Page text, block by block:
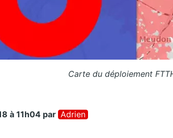
Carte du déploiement
à 11h04 par Adrien